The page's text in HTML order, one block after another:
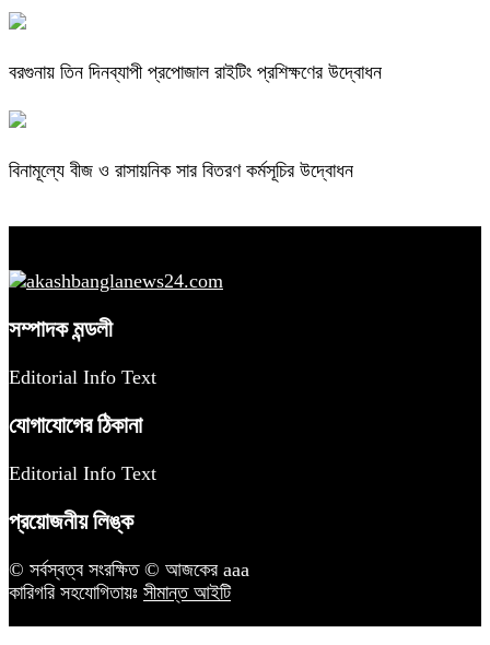
বরগুনায় তিন দিনব্যাপী প্রপোজাল রাইটিং প্রশিক্ষণের উদ্বোধন
বিনামূল্যে বীজ ও রাসায়নিক সার বিতরণ কর্মসূচির উদ্বোধন
সম্পাদক মন্ডলী
Editorial Info Text
যোগাযোগের ঠিকানা
Editorial Info Text
প্রয়োজনীয় লিঙ্ক
© সর্বস্বত্ব সংরক্ষিত © আজকের aaa
কারিগরি সহযোগিতায়ঃ সীমান্ত আইটি